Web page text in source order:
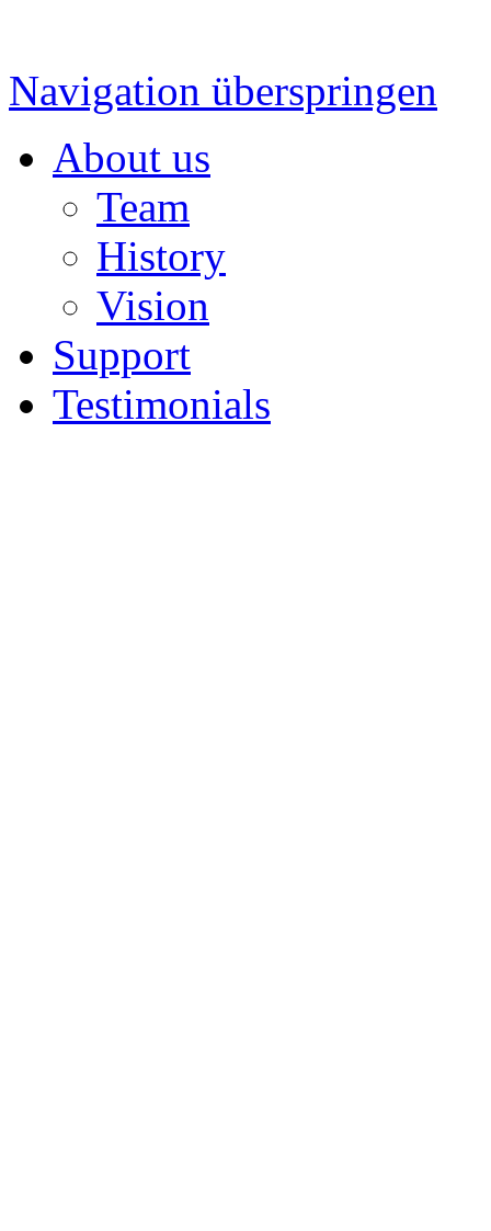
Navigation überspringen
About us
Team
History
Vision
Support
Testimonials